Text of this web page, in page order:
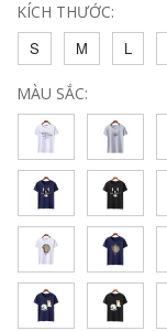
KÍCH THƯỚC:
S
M L
MÀU SẮC: